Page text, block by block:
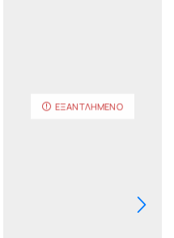
ΕΞΑΝΤΛΗΜΈΝΟ